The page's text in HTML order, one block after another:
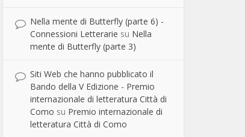
Nella mente di Butterfly (parte 6) -
Connessioni Letterarie su Nella
mente di Butterfly (parte 3)
Siti Web che hanno pubblicato il
Bando della V Edizione - Premio
internazionale di letteratura Città di
Como su Premio internazionale di
letteratura Città di Como